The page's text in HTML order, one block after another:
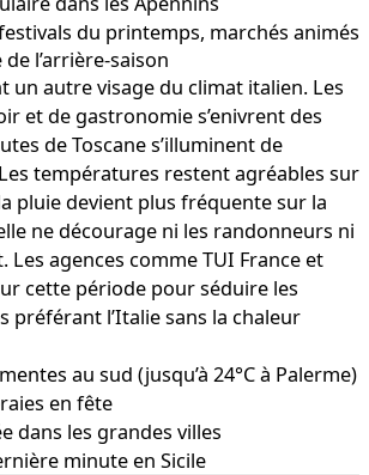
du printemps, marchés animés
l’arrière-saison
un autre visage du climat italien. Les
et de gastronomie s’enivrent des
de Toscane s’illuminent de
températures restent agréables sur
pluie devient plus fréquente sur la
ne décourage ni les randonneurs ni
Les agences comme TUI France et
cette période pour séduire les
préférant l’Italie sans la chaleur
au sud (jusqu’à 24°C à Palerme)
en fête
dans les grandes villes
minute en Sicile